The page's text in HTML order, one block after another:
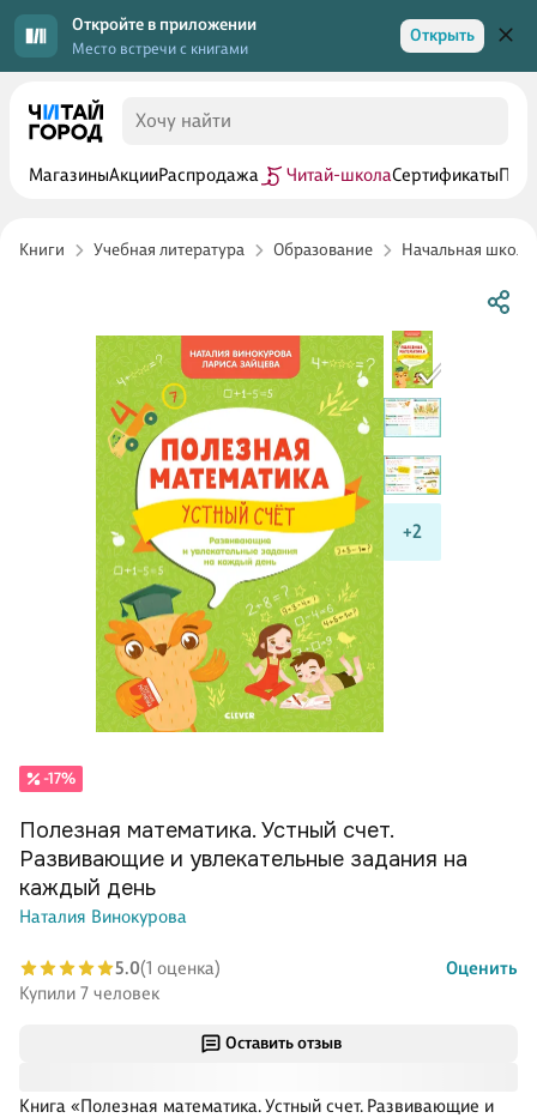
Откройте в приложении
Место встречи с книгами
Открыть
МагазиныАкцииРаспродажа Читай-школаСертификаты
Книги Учебная литература Образование Начальная школа
+2
Оставить отзыв
Книга «Полезная математика. Устный счет. Развивающие и
-17%
Полезная математика. Устный счет.
Развивающие и увлекательные задания на
каждый день
Наталия Винокурова
5.0(1 оценка)
Оценить
Купили 7 человек